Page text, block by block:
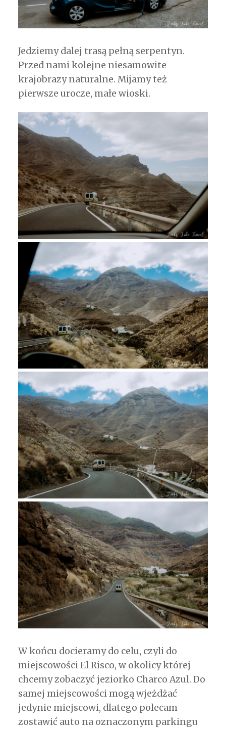
Jedziemy dalej trasą pełną serpentyn.
Przed nami kolejne niesamowite
krajobrazy naturalne. Mijamy też
pierwsze urocze, małe wioski.
W końcu docieramy do celu, czyli do
miejscowości El Risco, w okolicy której
chcemy zobaczyć jeziorko Charco Azul. Do
samej miejscowości mogą wjeżdżać
jedynie miejscowi, dlatego polecam
zostawić auto na oznaczonym parkingu